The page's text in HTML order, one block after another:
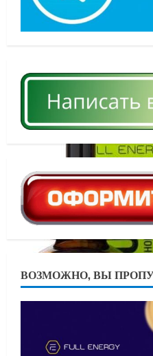
ВОЗМОЖНО, ВЫ